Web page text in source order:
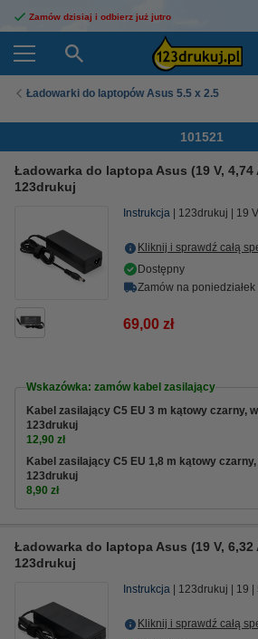
Zamów dzisiaj i odbierz już jutro
Ładowarki do laptopów Asus 5.5 x 2.5
101521
Ładowarka do laptopa Asus (19 V, 4,74
123drukuj
Instrukcja 123drukuj 19 V
Kliknij i sprawdź całą
Dostępny
Zamów na poniedziałek
69,00 zł
Wskazówka: zamów kabel zasilający
Kabel zasilający C5 EU 3 m kątowy czarny,
123drukuj
12,90 zł
Kabel zasilający C5 EU 1,8 m kątowy
123drukuj
8,90 zł
Ładowarka do laptopa Asus (19 V, 6,32
123drukuj
Instrukcja 123drukuj 19
Kliknij i sprawdź całą